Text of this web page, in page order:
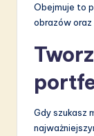
Obejmuje to
obrazów
Gdy szukasz